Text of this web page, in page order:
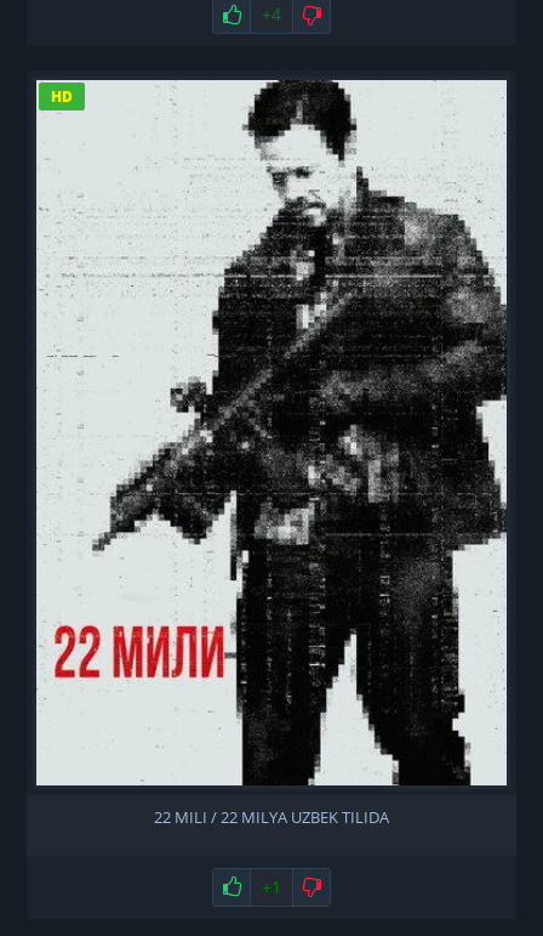
Нравится
+4 Не нравится
HD
22 MILI / 22 MILYA UZBEK TILIDA
Нравится
+1 Не нравится